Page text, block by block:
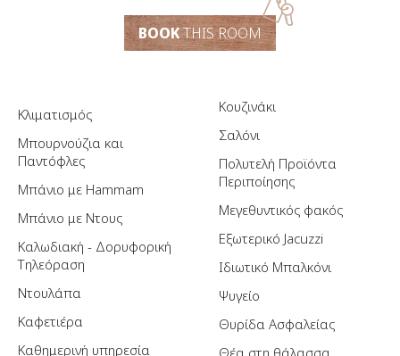
BOOKTHIS ROOM
Κλιματισμός
Μπουρνούζια και
Παντόφλες
Μπάνιο με Hammam
Μπάνιο με Ντους
Καλωδιακή - Δορυφορική
Τηλεόραση
Ντουλάπα
Καφετιέρα
Καθημερινή υπηρεσία
Κουζινάκι
Σαλόνι
Πολυτελή Προϊόντα
Περιποίησης
Μεγεθυντικός φακός
Εξωτερικό Jacuzzi
Ιδιωτικό Μπαλκόνι
Ψυγείο
Θυρίδα Ασφαλείας
Θέα στη θάλασσα